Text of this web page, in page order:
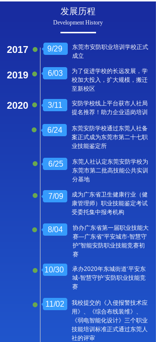
发展历程
Development History
我校提交的《入侵报警技术应
用》、《综合布线装维》、
《弱电智能化设计》三个职业
技能培训标准正式通过东莞人
社的评审
10/30
承办2020年东城街道‘平安东
城-智慧守护’安防职业技能竞
赛
11/02
2020
2017
协办广东省第一届职业技能大
赛—广东省“平安城市-智慧守
护”智能安防职业技能竞赛初
赛
8/04
6/03
成为广东省卫生健康行业（健
康管理师）职业技能鉴定考试
受委托集中报考机构
7/09
东莞人社认定东莞安防学校为
东莞市第二批高技能公共实训
分基地
6/25
6/24
东莞安防学校通过东莞人社备
案正式成为东莞市第二十七职
业技能鉴定所
安防学校线上平台获市人社局
提名推荐！助力企业适岗培训
3/11
2019
9/29
东莞市安防职业培训学校正式
成立
为了促进学校的长远发展，学
校加大投入，扩大规模，搬迁
至新校区